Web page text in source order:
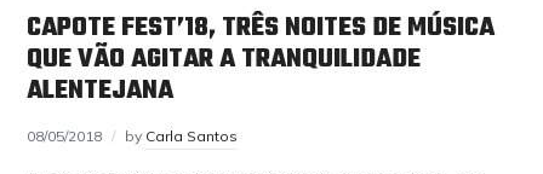
CAPOTE FEST’18, TRÊS NOITES DE MÚSICA
QUE VÃO AGITAR A TRANQUILIDADE
ALENTEJANA
08/05/2018 by Carla Santos